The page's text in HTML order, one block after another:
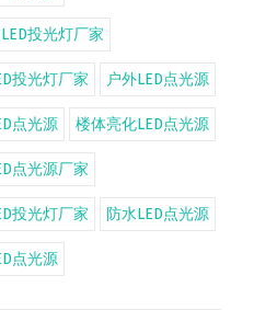
投光灯厂家
投光灯厂家 户外LED点光源
点光源 楼体亮化LED点光源
点光源厂家
投光灯厂家 防水LED点光源
点光源